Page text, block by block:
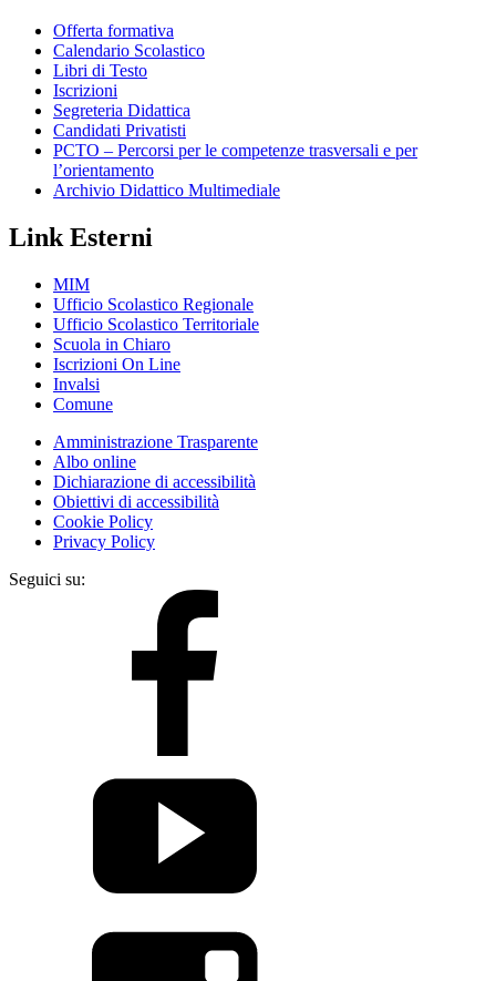
Offerta formativa
Calendario Scolastico
Libri di Testo
Iscrizioni
Segreteria Didattica
Candidati Privatisti
PCTO – Percorsi per le competenze trasversali e per
l’orientamento
Archivio Didattico Multimediale
Link Esterni
MIM
Ufficio Scolastico Regionale
Ufficio Scolastico Territoriale
Scuola in Chiaro
Iscrizioni On Line
Invalsi
Comune
Amministrazione Trasparente
Albo online
Dichiarazione di accessibilità
Obiettivi di accessibilità
Cookie Policy
Privacy Policy
Seguici su: